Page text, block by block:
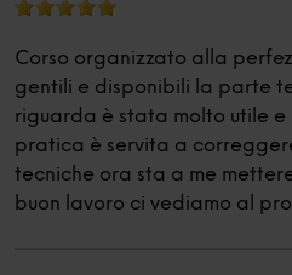
Corso organizzato alla
gentili e disponibili la parte
riguarda è stata molto utile
pratica è servita a
tecniche ora sta a me
buon lavoro ci vediamo al